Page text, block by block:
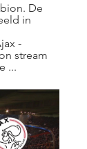
De
in
-
stream
...